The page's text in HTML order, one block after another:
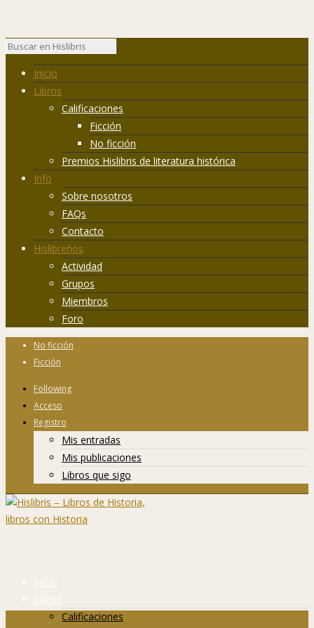
Inicio
Libros
Calificaciones
Ficción
No ficción
Premios Hislibris de literatura histórica
Info
Sobre nosotros
FAQs
Contacto
Hislibreños
Actividad
Grupos
Miembros
Foro
No ficción
Ficción
Following
Acceso
Registro
Mis entradas
Mis publicaciones
Libros que sigo
Inicio
Libros
Calificaciones